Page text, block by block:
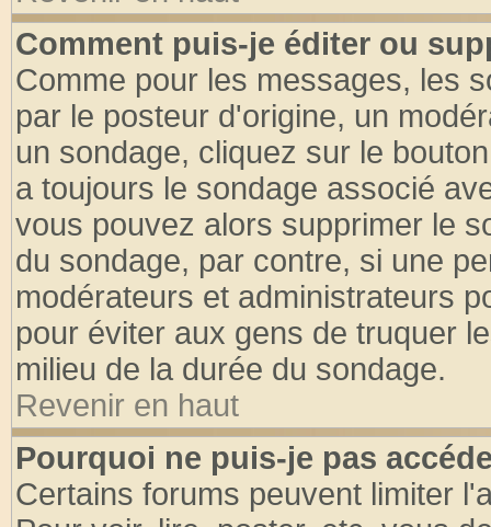
Comment puis-je éditer ou
Comme pour les messages, les
par le posteur d'origine, un
un sondage, cliquez sur le
a toujours le sondage associé
vous pouvez alors supprimer le
du sondage, par contre, si une
modérateurs et administrateurs
pour éviter aux gens de truquer
milieu de la durée du sondage.
Revenir en haut
Pourquoi ne puis-je pas
Certains forums peuvent limiter